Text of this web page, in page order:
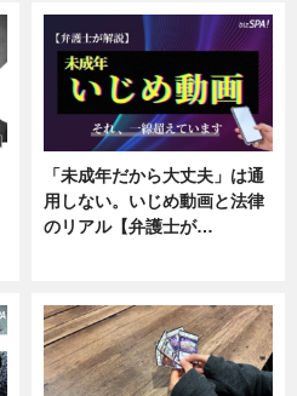
「未成年だから大丈夫」は通
用しない。いじめ動画と法律
のリアル【弁護士が…